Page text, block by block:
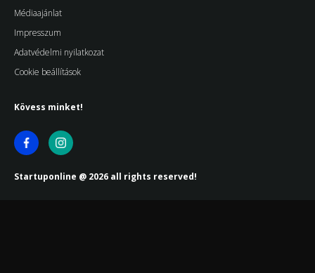
Médiaajánlat
Impresszum
Adatvédelmi nyilatkozat
Cookie beállítások
Kövess minket!
Startuponline @ 2026 all rights reserved!